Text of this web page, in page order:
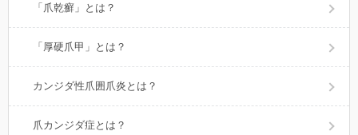
「爪乾癬」とは？
「厚硬爪甲」とは？
カンジダ性爪囲爪炎とは？
爪カンジダ症とは？